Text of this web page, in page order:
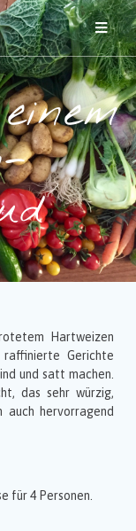
Hartweizen
Gerichte
und satt machen.
das sehr würzig,
auch hervorragend
für 4 Personen.